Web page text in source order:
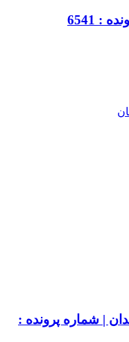
6541
| شماره پرونده :